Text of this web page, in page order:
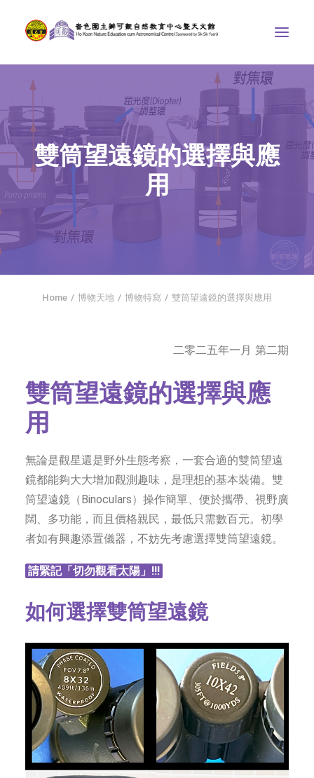
學界課程
天文館
博物天地
比賽/專題計劃
聯絡我們
雙筒望遠鏡的選擇與應
用
Home 博物天地 博物特寫 雙筒望遠鏡的選擇與應用
二零二五年一月 第二期
雙筒望遠鏡的選擇與應
用
無論是觀星還是野外生態考察，一套合適的雙筒望遠
鏡都能夠大大增加觀測趣味，是理想的基本裝備。雙
筒望遠鏡（Binoculars）操作簡單、便於攜帶、視野廣
闊、多功能，而且價格親民，最低只需數百元。初學
者如有興趣添置儀器，不妨先考慮選擇雙筒望遠鏡。
請緊記「切勿觀看太陽」!!!
如何選擇雙筒望遠鏡